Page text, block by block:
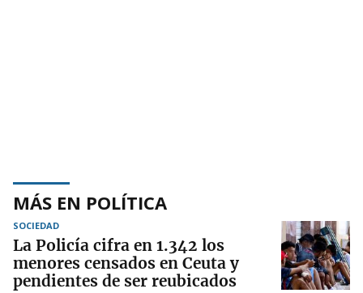
MÁS EN POLÍTICA
SOCIEDAD
La Policía cifra en 1.342 los
menores censados en Ceuta y
pendientes de ser reubicados